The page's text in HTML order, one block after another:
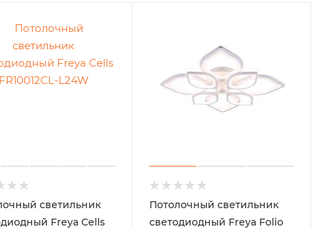
светильник
Freya Cells
Потолочный светильник
светодиодный Freya Folio